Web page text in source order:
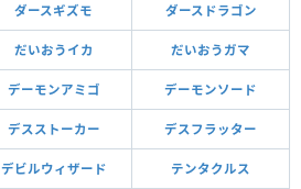
ダースギズモ ダースドラゴン
だいおうイカ だいおうガマ
デーモンアミゴ デーモンソード
デスストーカー デスフラッター
デビルウィザード テンタクルス